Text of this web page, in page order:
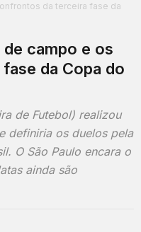
da terceira fase da
campo e os
da Copa do
de Futebol) realizou
definiria os duelos pela
O São Paulo encara o
ainda são